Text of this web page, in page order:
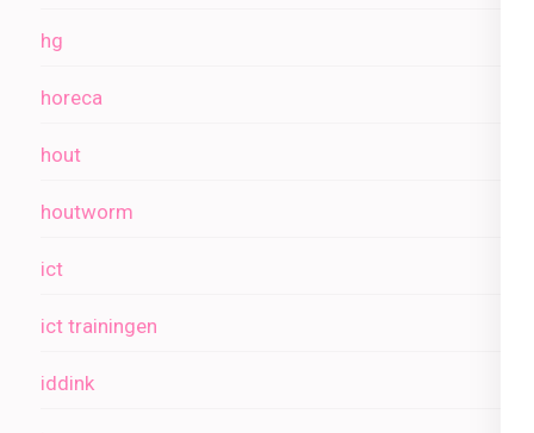
hg
horeca
hout
houtworm
ict
ict trainingen
iddink